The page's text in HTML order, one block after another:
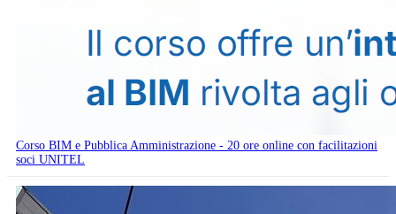
Corso BIM e Pubblica Amministrazione - 20 ore online con facilitazioni
soci UNITEL